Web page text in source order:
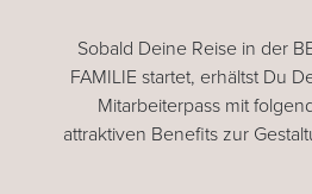
Sobald Deine Reise in der
FAMILIE startet, erhältst Du
Mitarbeiterpass mit
attraktiven Benefits zur